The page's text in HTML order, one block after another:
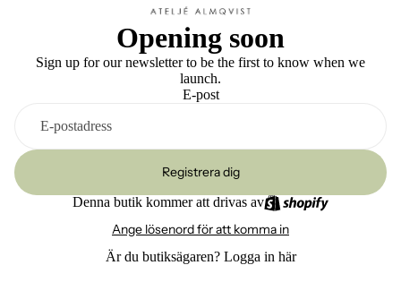
Opening soon
Sign up for our newsletter to be the first to know when we
launch.
E-post
Registrera dig
Denna butik kommer att drivas av
Ange lösenord för att komma in
Är du butiksägaren? Logga in här